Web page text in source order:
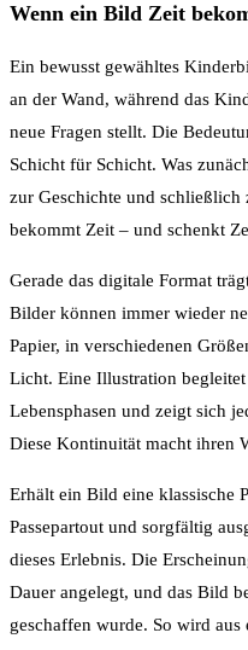
Wenn ein Bild Zeit
Ein bewusst gewähltes
an der Wand, während das
neue Fragen stellt. Die
Schicht für Schicht. Was
zur Geschichte und
bekommt Zeit – und schenkt
Gerade das digitale Format
Bilder können immer wieder
Papier, in verschiedenen
Licht. Eine Illustration
Lebensphasen und zeigt sich
Diese Kontinuität macht ihren
Erhält ein Bild eine klassische
Passepartout und sorgfältig
dieses Erlebnis. Die
Dauer angelegt, und das Bild
geschaffen wurde. So wird